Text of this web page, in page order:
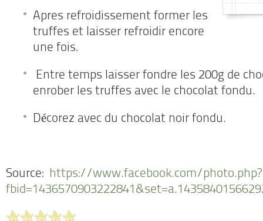
Apres refroidissement former les
truffes et laisser refroidir encore
une fois.
Entre temps laisser fondre les 200g de
enrober les truffes avec le chocolat fondu.
Décorez avec du chocolat noir fondu.
Source: https://www.facebook.com/photo.php?